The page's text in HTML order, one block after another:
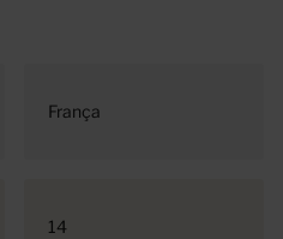
França
14